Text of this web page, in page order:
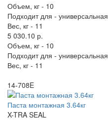
Объем, кг - 10
Подходит для - универсальная
Вес, кг - 11
5 030.10 р.
Объем, кг - 10
Подходит для - универсальная
Вес, кг - 11
14-708E
Паста монтажная 3.64кг
X-TRA SEAL